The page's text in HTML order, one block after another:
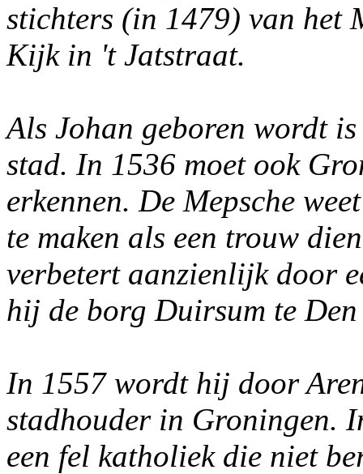
stichters (in 1479) van het
Kijk in 't Jatstraat.
Als Johan geboren wordt
stad. In 1536 moet ook
erkennen. De Mepsche
te maken als een trouw
verbetert aanzienlijk door
hij de borg Duirsum te
In 1557 wordt hij door
stadhouder in Groningen.
een fel katholiek die niet